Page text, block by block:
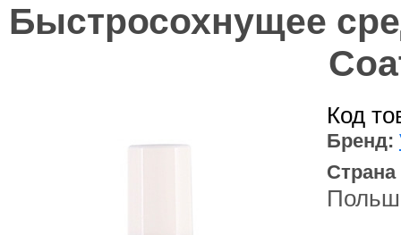
Быстросохнущее
Код
Бренд: